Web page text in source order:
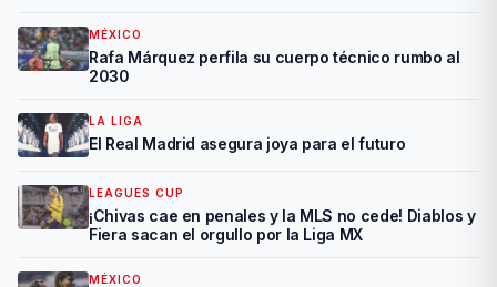
MÉXICO
Rafa Márquez perfila su cuerpo técnico rumbo al
2030
LA LIGA
El Real Madrid asegura joya para el futuro
LEAGUES CUP
¡Chivas cae en penales y la MLS no cede! Diablos y
Fiera sacan el orgullo por la Liga MX
MÉXICO